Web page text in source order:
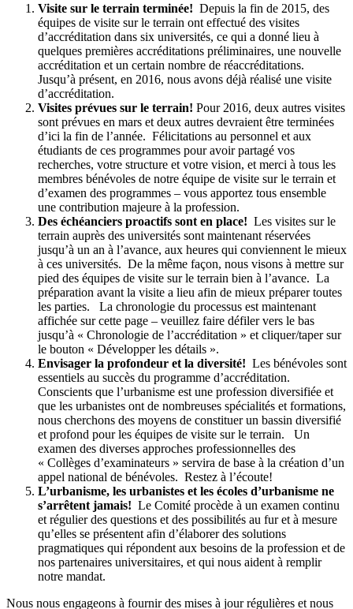
Visite sur le terrain terminée! Depuis la fin de 2015, des
équipes de visite sur le terrain ont effectué des visites
d’accréditation dans six universités, ce qui a donné lieu à
quelques premières accréditations préliminaires, une nouvelle
accréditation et un certain nombre de réaccréditations.
Jusqu’à présent, en 2016, nous avons déjà réalisé une visite
d’accréditation.
Visites prévues sur le terrain! Pour 2016, deux autres visites
sont prévues en mars et deux autres devraient être terminées
d’ici la fin de l’année. Félicitations au personnel et aux
étudiants de ces programmes pour avoir partagé vos
recherches, votre structure et votre vision, et merci à tous les
membres bénévoles de notre équipe de visite sur le terrain et
d’examen des programmes – vous apportez tous ensemble
une contribution majeure à la profession.
Des échéanciers proactifs sont en place! Les visites sur le
terrain auprès des universités sont maintenant réservées
jusqu’à un an à l’avance, aux heures qui conviennent le mieux
à ces universités. De la même façon, nous visons à mettre sur
pied des équipes de visite sur le terrain bien à l’avance. La
préparation avant la visite a lieu afin de mieux préparer toutes
les parties. La chronologie du processus est maintenant
affichée sur cette page – veuillez faire défiler vers le bas
jusqu’à « Chronologie de l’accréditation » et cliquer/taper sur
le bouton « Développer les détails ».
Envisager la profondeur et la diversité! Les bénévoles sont
essentiels au succès du programme d’accréditation.
Conscients que l’urbanisme est une profession diversifiée et
que les urbanistes ont de nombreuses spécialités et formations,
nous cherchons des moyens de constituer un bassin diversifié
et profond pour les équipes de visite sur le terrain. Un
examen des diverses approches professionnelles des
« Collèges d’examinateurs » servira de base à la création d’un
appel national de bénévoles. Restez à l’écoute!
L’urbanisme, les urbanistes et les écoles d’urbanisme ne
s’arrêtent jamais! Le Comité procède à un examen continu
et régulier des questions et des possibilités au fur et à mesure
qu’elles se présentent afin d’élaborer des solutions
pragmatiques qui répondent aux besoins de la profession et de
nos partenaires universitaires, et qui nous aident à remplir
notre mandat.
Nous nous engageons à fournir des mises à jour régulières et nous